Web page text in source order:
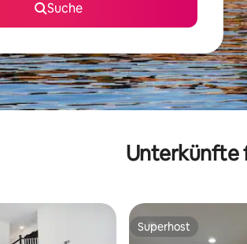
Suche
Unterkünfte
Superhost
Superhost